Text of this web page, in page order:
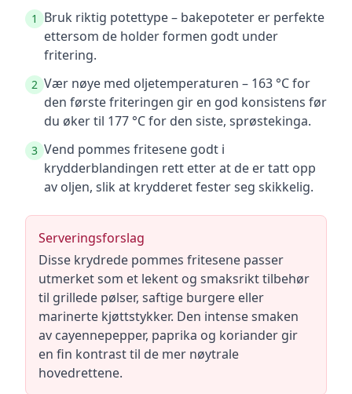
1
Bruk riktig potettype – bakepoteter er perfekte
ettersom de holder formen godt under
fritering.
2 Vær nøye med oljetemperaturen – 163 °C for
den første friteringen gir en god konsistens før
du øker til 177 °C for den siste, sprøstekinga.
3 Vend pommes fritesene godt i
krydderblandingen rett etter at de er tatt opp
av oljen, slik at krydderet fester seg skikkelig.
Serveringsforslag
Disse krydrede pommes fritesene passer
utmerket som et lekent og smaksrikt tilbehør
til grillede pølser, saftige burgere eller
marinerte kjøttstykker. Den intense smaken
av cayennepepper, paprika og koriander gir
en fin kontrast til de mer nøytrale
hovedrettene.